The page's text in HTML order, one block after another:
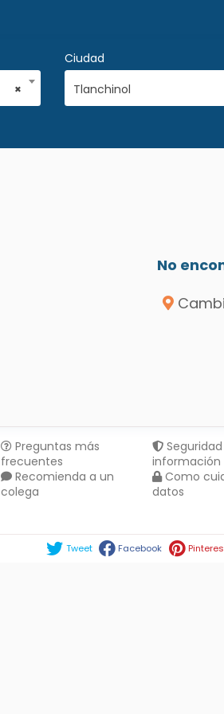
×
Ciudad
Tlanchinol
No
Preguntas más
frecuentes
Recomienda a un
colega
información
Como
datos
Tweet Facebook